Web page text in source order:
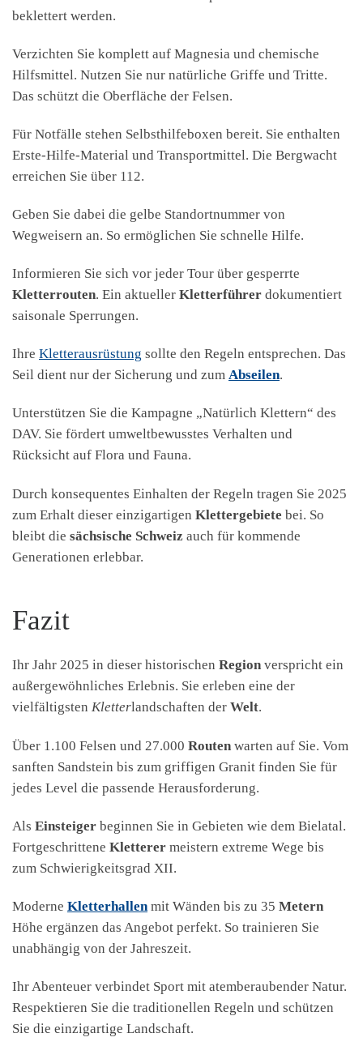
beklettert werden.
Verzichten Sie komplett auf Magnesia und chemische
Hilfsmittel. Nutzen Sie nur natürliche Griffe und Tritte.
Das schützt die Oberfläche der Felsen.
Für Notfälle stehen Selbsthilfeboxen bereit. Sie enthalten
Erste-Hilfe-Material und Transportmittel. Die Bergwacht
erreichen Sie über 112.
Geben Sie dabei die gelbe Standortnummer von
Wegweisern an. So ermöglichen Sie schnelle Hilfe.
Informieren Sie sich vor jeder Tour über gesperrte
Kletterrouten. Ein aktueller Kletterführer dokumentiert
saisonale Sperrungen.
Ihre Kletterausrüstung sollte den Regeln entsprechen. Das
Seil dient nur der Sicherung und zum Abseilen.
Unterstützen Sie die Kampagne „Natürlich Klettern“ des
DAV. Sie fördert umweltbewusstes Verhalten und
Rücksicht auf Flora und Fauna.
Durch konsequentes Einhalten der Regeln tragen Sie 2025
zum Erhalt dieser einzigartigen Klettergebiete bei. So
bleibt die sächsische Schweiz auch für kommende
Generationen erlebbar.
Fazit
Ihr Jahr 2025 in dieser historischen Region verspricht ein
außergewöhnliches Erlebnis. Sie erleben eine der
vielfältigsten Kletterlandschaften der Welt.
Über 1.100 Felsen und 27.000 Routen warten auf Sie. Vom
sanften Sandstein bis zum griffigen Granit finden Sie für
jedes Level die passende Herausforderung.
Als Einsteiger beginnen Sie in Gebieten wie dem Bielatal.
Fortgeschrittene Kletterer meistern extreme Wege bis
zum Schwierigkeitsgrad XII.
Moderne Kletterhallen mit Wänden bis zu 35 Metern
Höhe ergänzen das Angebot perfekt. So trainieren Sie
unabhängig von der Jahreszeit.
Ihr Abenteuer verbindet Sport mit atemberaubender Natur.
Respektieren Sie die traditionellen Regeln und schützen
Sie die einzigartige Landschaft.